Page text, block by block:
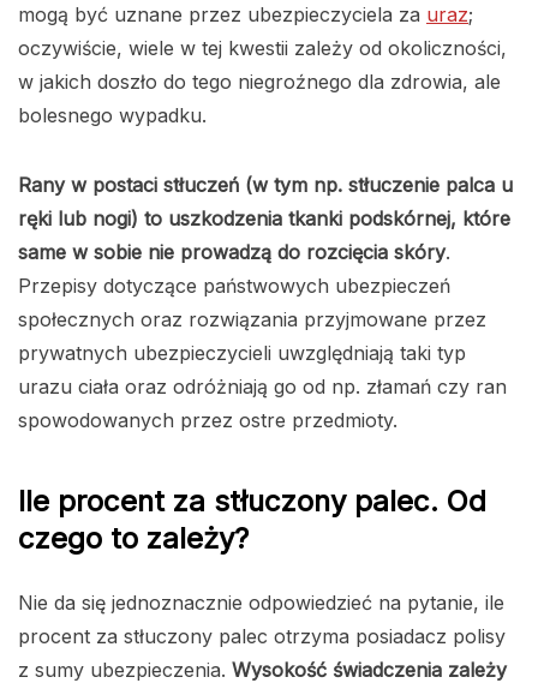
mogą być uznane przez ubezpieczyciela za uraz;
oczywiście, wiele w tej kwestii zależy od okoliczności,
w jakich doszło do tego niegroźnego dla zdrowia, ale
bolesnego wypadku.
Rany w postaci stłuczeń (w tym np. stłuczenie palca u
ręki lub nogi) to uszkodzenia tkanki podskórnej, które
same w sobie nie prowadzą do rozcięcia skóry.
Przepisy dotyczące państwowych ubezpieczeń
społecznych oraz rozwiązania przyjmowane przez
prywatnych ubezpieczycieli uwzględniają taki typ
urazu ciała oraz odróżniają go od np. złamań czy ran
spowodowanych przez ostre przedmioty.
Ile procent za stłuczony palec. Od
czego to zależy?
Nie da się jednoznacznie odpowiedzieć na pytanie, ile
procent za stłuczony palec otrzyma posiadacz polisy
z sumy ubezpieczenia. Wysokość świadczenia zależy